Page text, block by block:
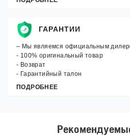
ГАРАНТИИ
– Мы являемся официальным
- 100% оригинальный товар
- Возврат
- Гарантийный талон
ПОДРОБНЕЕ